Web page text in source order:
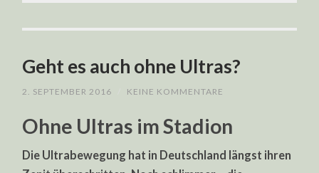
Geht es auch ohne Ultras?
2. SEPTEMBER 2016 KEINE KOMMENTARE
Ohne Ultras im Stadion
Die Ultrabewegung hat in Deutschland längst ihren